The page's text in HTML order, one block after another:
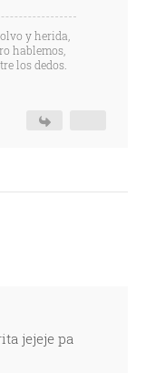
y herida,
hablemos,
los dedos.
jejeje pa